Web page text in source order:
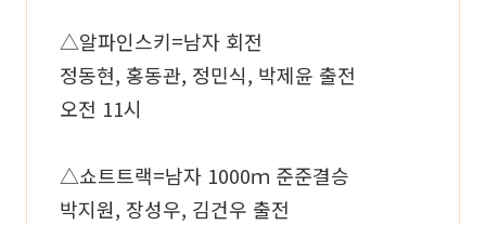
△알파인스키=남자 회전
정동현, 홍동관, 정민식, 박제윤 출전
오전 11시
△쇼트트랙=남자 1000ｍ 준준결승
박지원, 장성우, 김건우 출전